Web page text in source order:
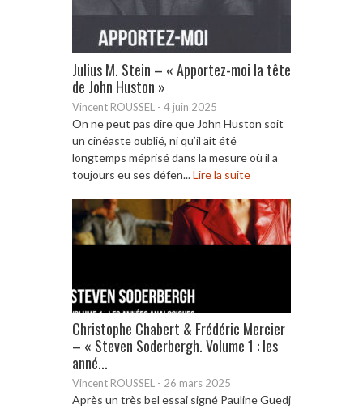
Julius M. Stein – « Apportez-moi la tête
de John Huston »
Vincent ROUSSEL - 4 juin 2025
On ne peut pas dire que John Huston soit
un cinéaste oublié, ni qu’il ait été
longtemps méprisé dans la mesure où il a
toujours eu ses défen...Lire la suite
Christophe Chabert & Frédéric Mercier
– « Steven Soderbergh. Volume 1 : les
anné...
Vincent ROUSSEL - 26 mars 2025
Après un très bel essai signé Pauline Guedj